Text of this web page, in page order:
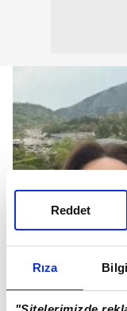
Rıza
Reddet